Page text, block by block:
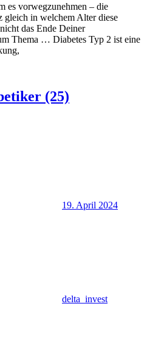
es vorwegzunehmen – die
gleich in welchem Alter diese
das Ende Deiner
Thema … Diabetes Typ 2 ist eine
(25)
19. April 2024
delta_invest